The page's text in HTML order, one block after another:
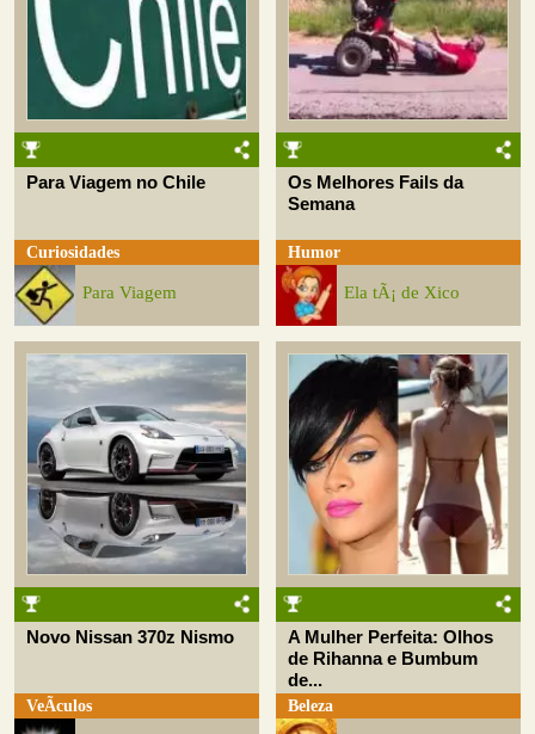
Para Viagem no Chile
Curiosidades
Para Viagem
Os Melhores Fails da
Semana
Humor
Ela tÃ¡ de Xico
Novo Nissan 370z Nismo
VeÃ­culos
A Mulher Perfeita: Olhos
de Rihanna e Bumbum
de...
Beleza